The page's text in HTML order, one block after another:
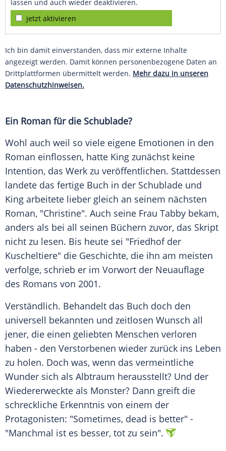
lassen und auch wieder deaktivieren.
jetzt aktivieren
Ich bin damit einverstanden, dass mir externe Inhalte
angezeigt werden. Damit können personenbezogene Daten an
Drittplattformen übermittelt werden. Mehr dazu in unseren
Datenschutzhinweisen.
Ein Roman für die Schublade?
Wohl auch weil so viele eigene Emotionen in den
Roman einflossen, hatte King zunächst keine
Intention, das Werk zu veröffentlichen. Stattdessen
landete das fertige Buch in der Schublade und
King arbeitete lieber gleich an seinem nächsten
Roman, "Christine". Auch seine Frau Tabby bekam,
anders als bei all seinen Büchern zuvor, das Skript
nicht zu lesen. Bis heute sei "Friedhofder
Kuscheltiere" die Geschichte, die ihn am meisten
verfolge, schrieb er im Vorwort der Neuauflage
des Romans von 2001.
Verständlich. Behandelt das Buch doch den
universell bekannten und zeitlosen Wunsch all
jener, die einen geliebten Menschen verloren
haben - den Verstorbenen wieder zurück ins Leben
zu holen. Doch was, wenn das vermeintliche
Wunder sich als Albtraum herausstellt? Und der
Wiedererweckte als Monster? Dann greift die
schreckliche Erkenntnis von einem der
Protagonisten: "Sometimes, dead is better" -
"Manchmal ist es besser, tot zu sein".